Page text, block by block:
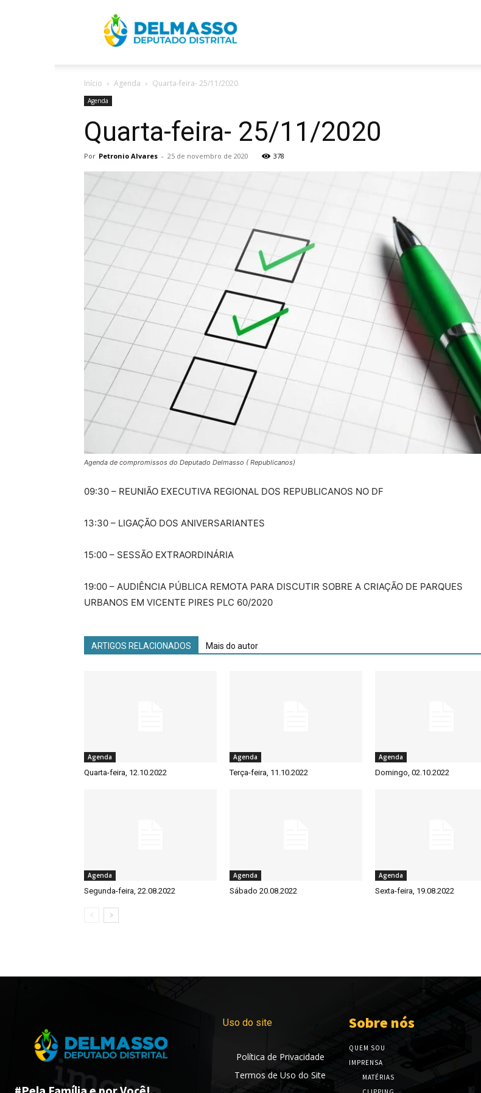
Início Agenda Quarta-feira- 25/11/2020
Agenda
Quarta-feira- 25/11/2020
Por Petronio Alvares - 25 de novembro de 2020 378
Agenda de compromissos do Deputado Delmasso ( Republicanos)
09:30 – REUNIÃO EXECUTIVA REGIONAL DOS REPUBLICANOS NO DF
13:30 – LIGAÇÃO DOS ANIVERSARIANTES
15:00 – SESSÃO EXTRAORDINÁRIA
19:00 – AUDIÊNCIA PÚBLICA REMOTA PARA DISCUTIR SOBRE A CRIAÇÃO DE PARQUES
URBANOS EM VICENTE PIRES PLC 60/2020
ARTIGOS RELACIONADOS Mais do autor
Agenda
Quarta-feira, 12.10.2022
Agenda
Terça-feira, 11.10.2022
Agenda
Domingo, 02.10.2022
Agenda
Segunda-feira, 22.08.2022
Agenda
Sábado 20.08.2022
Agenda
Sexta-feira, 19.08.2022
Uso do site
Política de Privacidade
Termos de Uso do Site
Sobre nós
QUEM SOU
IMPRENSA
MATÉRIAS